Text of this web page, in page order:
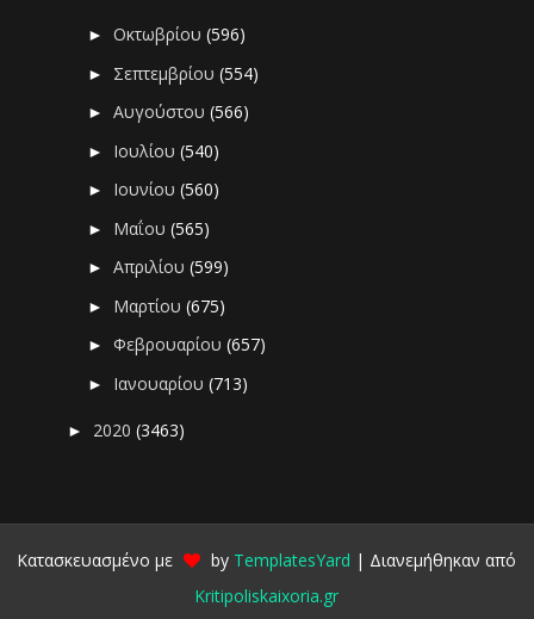
►Οκτωβρίου(596)
► Σεπτεμβρίου(554)
►Αυγούστου(566)
► Ιουλίου(540)
► Ιουνίου(560)
► Μαΐου(565)
►Απριλίου(599)
► Μαρτίου(675)
►Φεβρουαρίου(657)
► Ιανουαρίου(713)
► 2020(3463)
Κατασκευασμένο με by TemplatesYard | Διανεμήθηκαν από
Kritipoliskaixoria.gr